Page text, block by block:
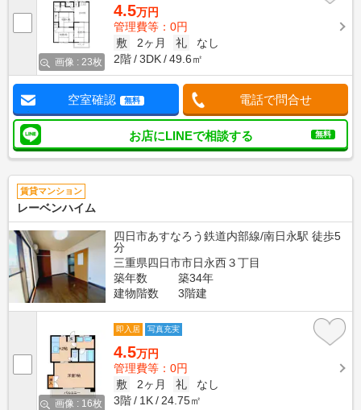
画像 : 23枚
4.5万円
管理費等：0円
敷
2ヶ月 礼
なし
2階
3DK 49.6㎡
空室確認 無料 電話で問合せ
お店にLINEで相談する 無料
賃貸マンション
レーベンハイム
四日市あすなろう鉄道内部線/南日永駅 徒歩5
分
三重県四日市市日永西３丁目
築年数
築34年
建物階数
3階建
画像 : 16枚
即入居 写真充実
4.5万円
管理費等：0円
敷
2ヶ月 礼
なし
3階
1K 24.75㎡